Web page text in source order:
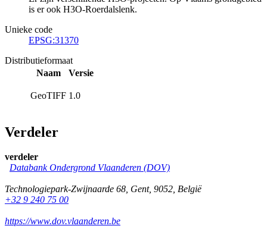
is er ook H3O-Roerdalslenk.
Unieke code
EPSG:31370
Distributieformaat
Naam
Versie
GeoTIFF 1.0
Verdeler
verdeler
Databank Ondergrond Vlaanderen (DOV)
Technologiepark-Zwijnaarde 68, Gent, 9052, België
+32 9 240 75 00
https://www.dov.vlaanderen.be